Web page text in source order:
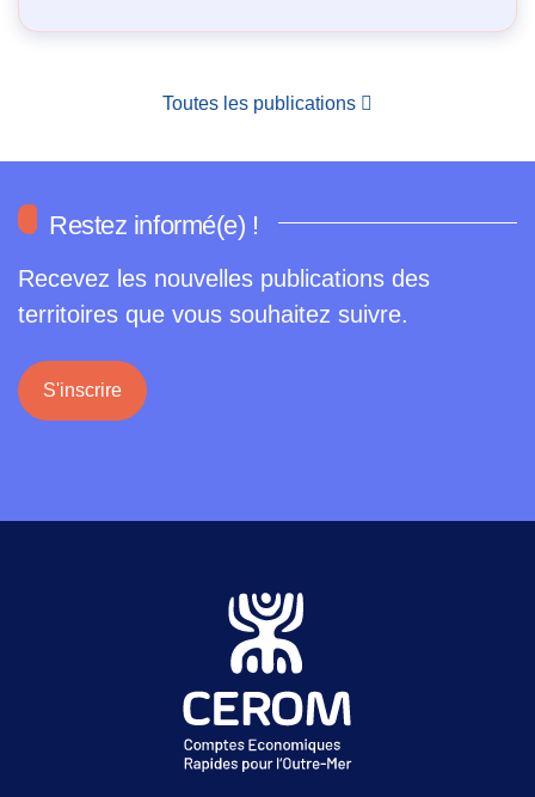
Toutes les publications
Restez informé(e) !
Recevez les nouvelles publications des
territoires que vous souhaitez suivre.
S'inscrire